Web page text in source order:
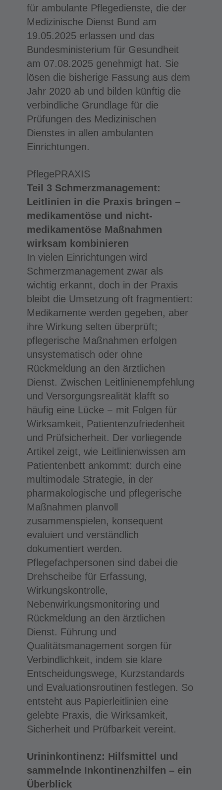
für ambulante Pflegedienste, die der
Medizinische Dienst Bund am
19.05.2025 erlassen und das
Bundesministerium für Gesundheit
am 07.08.2025 genehmigt hat. Sie
lösen die bisherige Fassung aus dem
Jahr 2020 ab und bilden künftig die
verbindliche Grundlage für die
Prüfungen des Medizinischen
Dienstes in allen ambulanten
Einrichtungen.
PflegePRAXIS
Teil 3 Schmerzmanagement:
Leitlinien in die Praxis bringen –
medikamentöse und nicht-
medikamentöse Maßnahmen
wirksam kombinieren
In vielen Einrichtungen wird
Schmerzmanagement zwar als
wichtig erkannt, doch in der Praxis
bleibt die Umsetzung oft fragmentiert:
Medikamente werden gegeben, aber
ihre Wirkung selten überprüft;
pflegerische Maßnahmen erfolgen
unsystematisch oder ohne
Rückmeldung an den ärztlichen
Dienst. Zwischen Leitlinienempfehlung
und Versorgungsrealität klafft so
häufig eine Lücke − mit Folgen für
Wirksamkeit, Patientenzufriedenheit
und Prüfsicherheit. Der vorliegende
Artikel zeigt, wie Leitlinienwissen am
Patientenbett ankommt: durch eine
multimodale Strategie, in der
pharmakologische und pflegerische
Maßnahmen planvoll
zusammenspielen, konsequent
evaluiert und verständlich
dokumentiert werden.
Pflegefachpersonen sind dabei die
Drehscheibe für Erfassung,
Wirkungskontrolle,
Nebenwirkungsmonitoring und
Rückmeldung an den ärztlichen
Dienst. Führung und
Qualitätsmanagement sorgen für
Verbindlichkeit, indem sie klare
Entscheidungswege, Kurzstandards
und Evaluationsroutinen festlegen. So
entsteht aus Papierleitlinien eine
gelebte Praxis, die Wirksamkeit,
Sicherheit und Prüfbarkeit vereint.
Urininkontinenz: Hilfsmittel und
sammelnde Inkontinenzhilfen – ein
Überblick